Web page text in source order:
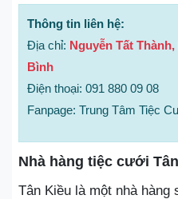
Thông tin liên hệ:
Địa chỉ: Nguyễn Tất
Bình
Điện thoại: 091 880 09 08
Fanpage: Trung Tâm Tiệc
Nhà hàng tiệc cưới
Tân Kiều là một nhà